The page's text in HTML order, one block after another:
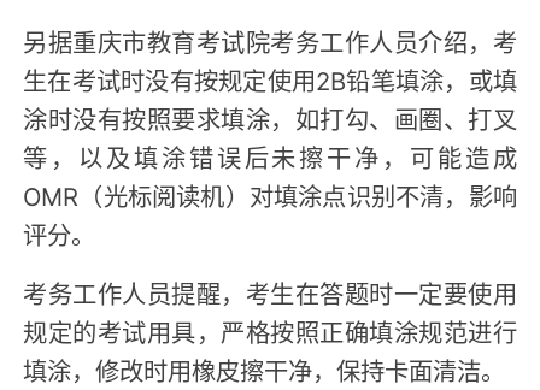
另据重庆市教育考试院考务工作人员介绍，考
生在考试时没有按规定使用2B铅笔填涂，或填
涂时没有按照要求填涂，如打勾、画圈、打叉
等，以及填涂错误后未擦干净，可能造成
OMR（光标阅读机）对填涂点识别不清，影响
评分。
考务工作人员提醒，考生在答题时一定要使用
规定的考试用具，严格按照正确填涂规范进行
填涂，修改时用橡皮擦干净，保持卡面清洁。